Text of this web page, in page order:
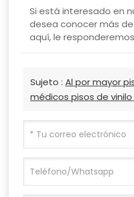
Si está interesado en
desea conocer más
aquí, le
Sujeto : Al por mayor
médicos pisos de